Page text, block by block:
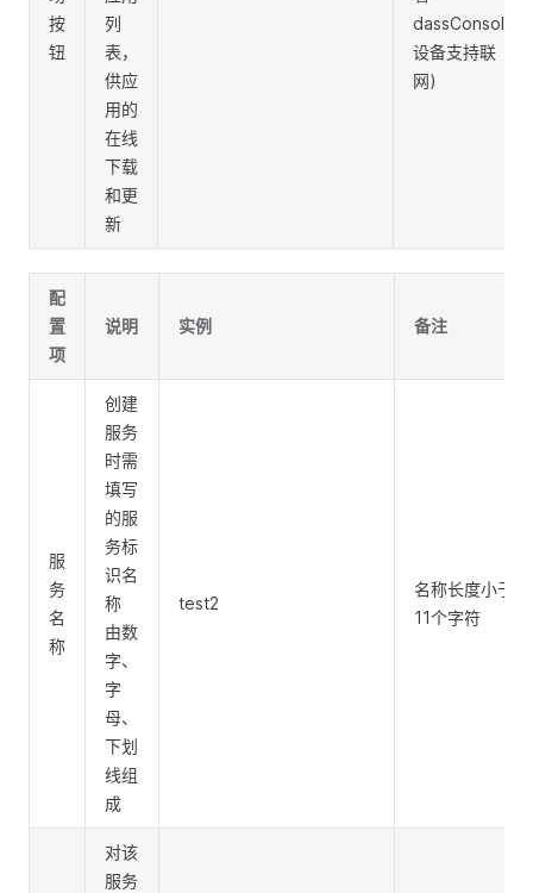
按
钮
列
表，
供应
用的
在线
下载
和更
新
dassConsole
设备支持联
网)
配
置
项
说明 实例 备注
服
务
名
称
创建
服务
时需
填写
的服
务标
识名
称
由数
字、
字
母、
下划
线组
成
test2
名称长度小于
11个字符
对该
服务